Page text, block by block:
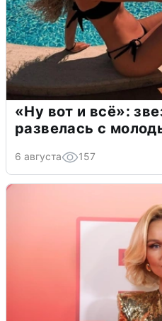
«Ну вот и всё»:
развелась с
6 августа 157